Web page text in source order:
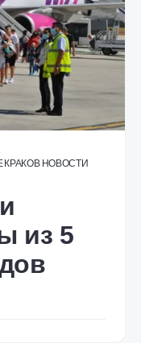
КРАКОВ НОВОСТИ
из 5